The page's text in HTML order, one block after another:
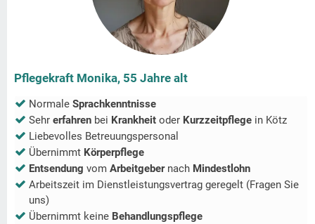
Pflegekraft Monika, 55 Jahre alt
Normale Sprachkenntnisse
Sehr erfahren bei Krankheit oder Kurzzeitpflege in Kötz
Liebevolles Betreuungspersonal
Übernimmt Körperpflege
Entsendung vom Arbeitgeber nach Mindestlohn
Arbeitszeit im Dienstleistungsvertrag geregelt (Fragen Sie
uns)
Übernimmt keine Behandlungspflege